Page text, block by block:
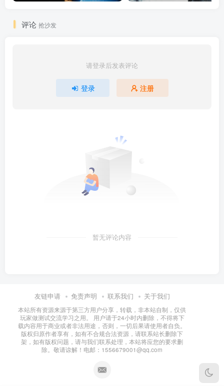
评论 抢沙发
请登录后发表评论
登录 注册
暂无评论内容
友链申请 免责声明 联系我们 关于我们
本站所有资源来源于第三方用户分享，转载，非本站自制，仅供
玩家做测试交流学习之用。 用户请于24小时内删除，不得将下
载内容用于商业或者非法用途，否则，一切后果请使用者自负。
版权归原作者享有，如有不合规合法资源，请联系站长删除下
架，如有版权问题，请与我们联系处理，本站将应您的要求删
除。敬请谅解！电邮：1556679001@qq.com